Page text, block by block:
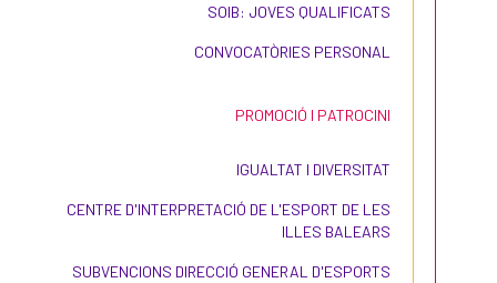
SOIB: JOVES QUALIFICATS
CONVOCATÒRIES PERSONAL
PROMOCIÓ I PATROCINI
IGUALTAT I DIVERSITAT
CENTRE D'INTERPRETACIÓ DE L'ESPORT DE LES
ILLES BALEARS
SUBVENCIONS DIRECCIÓ GENERAL D'ESPORTS